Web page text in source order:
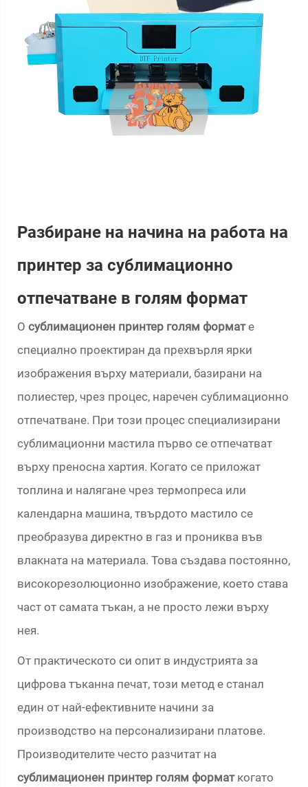
Разбиране на начина на работа на
принтер за сублимационно
отпечатване в голям формат
О сублимационен принтер голям формате
специално проектиран да прехвърля ярки
изображения върху материали, базирани на
полиестер, чрез процес, наречен сублимационно
отпечатване. При този процес специализирани
сублимационни мастила първо се отпечатват
върху преносна хартия. Когато се приложат
топлина и налягане чрез термопреса или
календарна машина, твърдото мастило се
преобразува директно в газ и прониква във
влакната на материала. Това създава постоянно,
високорезолюционно изображение, което става
част от самата тъкан, а не просто лежи върху
нея.
От практическото си опит в индустрията за
цифрова тъканна печат, този метод е станал
един от най-ефективните начини за
производство на персонализирани платове.
Производителите често разчитат на
сублимационен принтер голям формат когато